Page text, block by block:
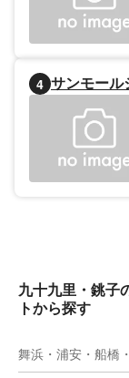
4 サンモール
九十九里・銚子
トから探す
舞浜・浦安・船橋